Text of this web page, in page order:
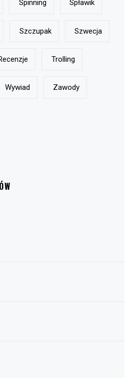
Spinning Spławik
Szczupak Szwecja
Trolling
Wywiad Zawody